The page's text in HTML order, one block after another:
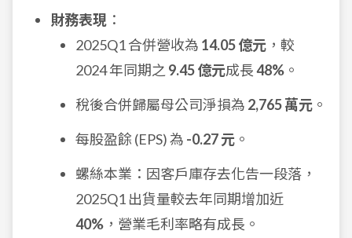
財務表現 ：
2025Q1 合併營收為 14.05 億元 ，較
2024 年同期之 9.45 億元成長48% 。
稅後合併歸屬母公司淨損為 2,765 萬元 。
每股盈餘 (EPS) 為 -0.27 元 。
螺絲本業：因客戶庫存去化告一段落，
2025Q1 出貨量較去年同期增加近
40% ，營業毛利率略有成長。